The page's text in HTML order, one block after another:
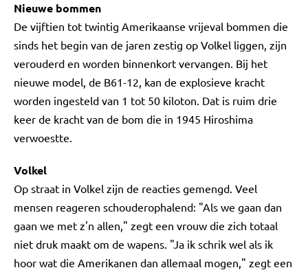
Nieuwe bommen
De vijftien tot twintig Amerikaanse vrijeval bommen die
sinds het begin van de jaren zestig op Volkel liggen, zijn
verouderd en worden binnenkort vervangen. Bij het
nieuwe model, de B61-12, kan de explosieve kracht
worden ingesteld van 1 tot 50 kiloton. Dat is ruim drie
keer de kracht van de bom die in 1945 Hiroshima
verwoestte.
Volkel
Op straat in Volkel zijn de reacties gemengd. Veel
mensen reageren schouderophalend: "Als we gaan dan
gaan we met z'n allen," zegt een vrouw die zich totaal
niet druk maakt om de wapens. "Ja ik schrik wel als ik
hoor wat die Amerikanen dan allemaal mogen," zegt een